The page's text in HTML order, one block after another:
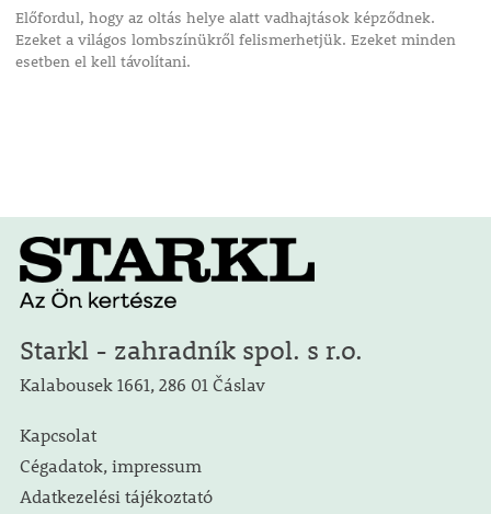
Előfordul, hogy az oltás helye alatt vadhajtások képződnek.
Ezeket a világos lombszínükről felismerhetjük. Ezeket minden
esetben el kell távolítani.
Starkl - zahradník spol. s r.o.
Kalabousek 1661, 286 01 Čáslav
Kapcsolat
Cégadatok, impressum
Adatkezelési tájékoztató